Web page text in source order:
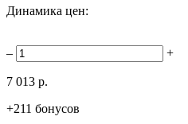
Динамика цен:
– +
7 013 р.
+211 бонусов